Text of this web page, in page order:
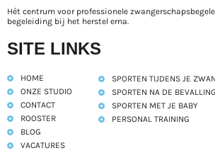
Hét centrum voor professionele
begeleiding bij het herstel erna.
SITE LINKS
HOME
ONZE STUDIO
CONTACT
ROOSTER
BLOG
VACATURES
SPORTEN TIJDENS JE
SPORTEN NA DE BEVALLING
SPORTEN MET JE BABY
PERSONAL TRAINING